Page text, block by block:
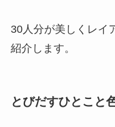
30人分が美しくレイ
紹介します。
とびだすひとこと